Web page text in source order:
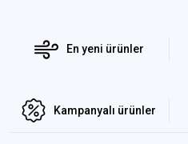
En yeni ürünler
Kampanyalı ürünler